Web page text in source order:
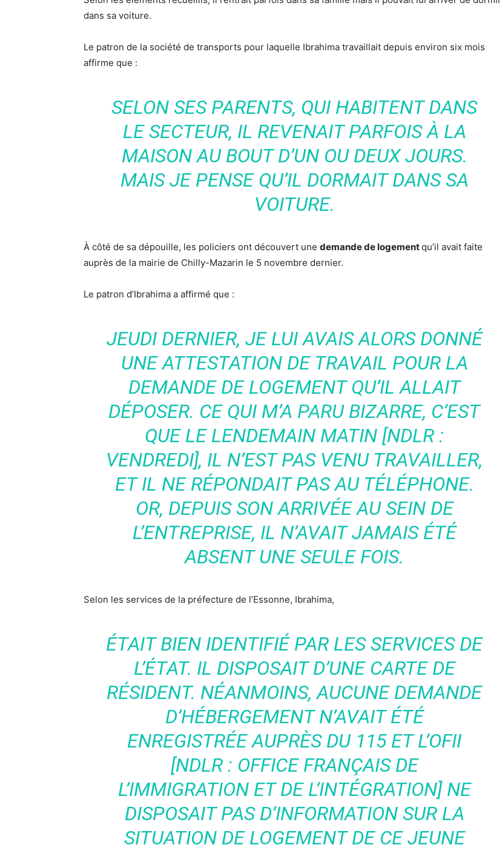
dans sa voiture.
Le patron de la société de transports pour laquelle Ibrahima travaillait depuis environ six mois
affirme que :
SELON SES PARENTS, QUI HABITENT DANS
LE SECTEUR, IL REVENAIT PARFOIS À LA
MAISON AU BOUT D’UN OU DEUX JOURS.
MAIS JE PENSE QU’IL DORMAIT DANS SA
VOITURE.
À côté de sa dépouille, les policiers ont découvert une demande de logementqu’il avait faite
auprès de la mairie de Chilly-Mazarin le 5 novembre dernier.
Le patron d’Ibrahima a affirmé que :
JEUDI DERNIER, JE LUI AVAIS ALORS DONNÉ
UNE ATTESTATION DE TRAVAIL POUR LA
DEMANDE DE LOGEMENT QU’IL ALLAIT
DÉPOSER. CE QUI M’A PARU BIZARRE, C’EST
QUE LE LENDEMAIN MATIN [NDLR :
VENDREDI], IL N’EST PAS VENU TRAVAILLER,
ET IL NE RÉPONDAIT PAS AU TÉLÉPHONE.
OR, DEPUIS SON ARRIVÉE AU SEIN DE
L’ENTREPRISE, IL N’AVAIT JAMAIS ÉTÉ
ABSENT UNE SEULE FOIS.
Selon les services de la préfecture de l’Essonne, Ibrahima,
ÉTAIT BIEN IDENTIFIÉ PAR LES SERVICES DE
L’ÉTAT. IL DISPOSAIT D’UNE CARTE DE
RÉSIDENT. NÉANMOINS, AUCUNE DEMANDE
D’HÉBERGEMENT N’AVAIT ÉTÉ
ENREGISTRÉE AUPRÈS DU 115 ET L’OFII
[NDLR : OFFICE FRANÇAIS DE
L’IMMIGRATION ET DE L’INTÉGRATION] NE
DISPOSAIT PAS D’INFORMATION SUR LA
SITUATION DE LOGEMENT DE CE JEUNE